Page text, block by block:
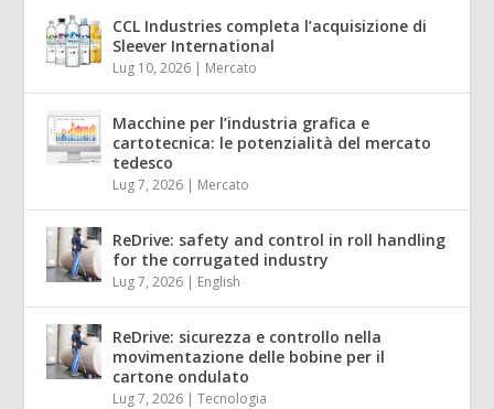
CCL Industries completa l’acquisizione di
Sleever International
Lug 10, 2026 | Mercato
Macchine per l’industria grafica e
cartotecnica: le potenzialità del mercato
tedesco
Lug 7, 2026 | Mercato
ReDrive: safety and control in roll handling
for the corrugated industry
Lug 7, 2026 | English
ReDrive: sicurezza e controllo nella
movimentazione delle bobine per il
cartone ondulato
Lug 7, 2026 |Tecnologia